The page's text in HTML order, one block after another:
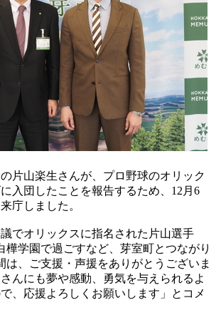
片山楽生さんが、プロ野球のオリック
入団したことを報告するため、12月6
庁しました。
でオリックスに指名された片山選手
樺学園で過ごすなど、芽室町とつながり
は、ご支援・声援をありがとうございま
んにも夢や感動、勇気を与えられるよ
、応援よろしくお願いします」とコメ